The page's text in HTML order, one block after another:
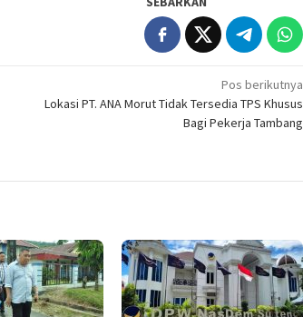
Pos berikutnya
Lokasi PT. ANA Morut Tidak Tersedia TPS Khusus
Bagi Pekerja Tambang